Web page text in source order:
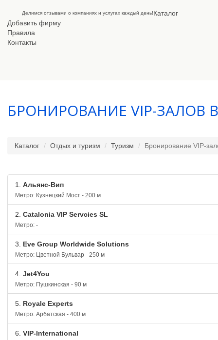
Делимся отзывами о компаниях и услугах каждый день!Каталог
Добавить фирму
Правила
Контакты
БРОНИРОВАНИЕ VIP-ЗАЛОВ
Каталог Отдых и туризм Туризм Бронирование VIP-
1. Альянс-Вип
Метро: Кузнецкий Мост - 200 м
2. Catalonia VIP Servcies SL
Метро: -
3. Eve Group Worldwide Solutions
Метро: Цветной Бульвар - 250 м
4. Jet4You
Метро: Пушкинская - 90 м
5. Royale Experts
Метро: Арбатская - 400 м
6. VIP-International